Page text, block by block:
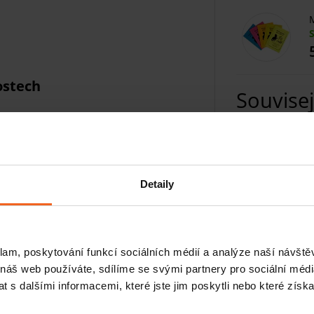
Detaily
poskytování funkcí sociálních médií a analýze naší
web používáte, sdílíme se svými partnery pro sociální
s dalšími informacemi, které jste jim poskytli nebo které
Jebavá. Molitanové míčky pochází
funkčnost.
(usnadní vykašlávání hlenů, uvolní